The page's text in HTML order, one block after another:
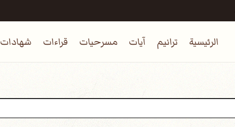
الرئيسية ترانيم آيات مسرحيات قراءات شهادات